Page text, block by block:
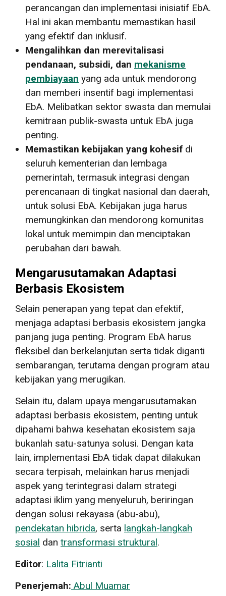
perancangan dan implementasi inisiatif EbA.
Hal ini akan membantu memastikan hasil
yang efektif dan inklusif.
Mengalihkan dan merevitalisasi
pendanaan, subsidi, dan mekanisme
pembiayaan yang ada untuk mendorong
dan memberi insentif bagi implementasi
EbA. Melibatkan sektor swasta dan memulai
kemitraan publik-swasta untuk EbA juga
penting.
Memastikan kebijakan yang kohesif di
seluruh kementerian dan lembaga
pemerintah, termasuk integrasi dengan
perencanaan di tingkat nasional dan daerah,
untuk solusi EbA. Kebijakan juga harus
memungkinkan dan mendorong komunitas
lokal untuk memimpin dan menciptakan
perubahan dari bawah.
Mengarusutamakan Adaptasi
Berbasis Ekosistem
Selain penerapan yang tepat dan efektif,
menjaga adaptasi berbasis ekosistem jangka
panjang juga penting. Program EbA harus
fleksibel dan berkelanjutan serta tidak diganti
sembarangan, terutama dengan program atau
kebijakan yang merugikan.
Selain itu, dalam upaya mengarusutamakan
adaptasi berbasis ekosistem, penting untuk
dipahami bahwa kesehatan ekosistem saja
bukanlah satu-satunya solusi. Dengan kata
lain, implementasi EbA tidak dapat dilakukan
secara terpisah, melainkan harus menjadi
aspek yang terintegrasi dalam strategi
adaptasi iklim yang menyeluruh, beriringan
dengan solusi rekayasa (abu-abu),
pendekatan hibrida, serta langkah-langkah
sosial dan transformasi struktural.
Editor: Lalita Fitrianti
Penerjemah: Abul Muamar